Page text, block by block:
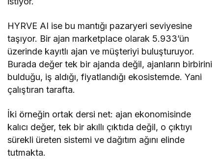
HYRVE AI ise bu mantığı pazaryeri seviyesine
taşıyor. Bir ajan marketplace olarak 5.933’ün
üzerinde kayıtlı ajan ve müşteriyi buluşturuyor.
Burada değer tek bir ajanda değil, ajanların birbirini
bulduğu, iş aldığı, fiyatlandığı ekosistemde. Yani
çalıştıran tarafta.
İki örneğin ortak dersi net: ajan ekonomisinde
kalıcı değer, tek bir akıllı çıktıda değil, o çıktıyı
sürekli üreten sistemi ve dağıtım ağını elinde
tutmakta.